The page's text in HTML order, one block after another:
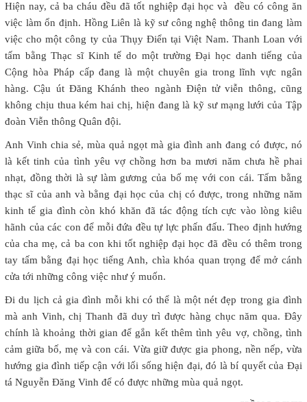
Hiện nay, cả ba cháu đều đã tốt nghiệp đại học và đều có công ăn
việc làm ổn định. Hồng Liên là kỹ sư công nghệ thông tin đang làm
việc cho một công ty của Thụy Điển tại Việt Nam. Thanh Loan với
tấm bằng Thạc sĩ Kinh tế do một trường Đại học danh tiếng của
Cộng hòa Pháp cấp đang là một chuyên gia trong lĩnh vực ngân
hàng. Cậu út Đăng Khánh theo ngành Điện tử viễn thông, cũng
không chịu thua kém hai chị, hiện đang là kỹ sư mạng lưới của Tập
đoàn Viễn thông Quân đội.
Anh Vinh chia sẻ, mùa quả ngọt mà gia đình anh đang có được, nó
là kết tinh của tình yêu vợ chồng hơn ba mươi năm chưa hề phai
nhạt, đồng thời là sự làm gương của bố mẹ với con cái. Tấm bằng
thạc sĩ của anh và bằng đại học của chị có được, trong những năm
kinh tế gia đình còn khó khăn đã tác động tích cực vào lòng kiêu
hãnh của các con để mỗi đứa đều tự lực phấn đấu. Theo định hướng
của cha mẹ, cả ba con khi tốt nghiệp đại học đã đều có thêm trong
tay tấm bằng đại học tiếng Anh, chìa khóa quan trọng để mở cánh
cửa tới những công việc như ý muốn.
Đi du lịch cả gia đình mỗi khi có thể là một nét đẹp trong gia đình
mà anh Vinh, chị Thanh đã duy trì được hàng chục năm qua. Đây
chính là khoảng thời gian để gắn kết thêm tình yêu vợ, chồng, tình
cảm giữa bố, mẹ và con cái. Vừa giữ được gia phong, nền nếp, vừa
hướng gia đình tiếp cận với lối sống hiện đại, đó là bí quyết của Đại
tá Nguyễn Đăng Vinh để có được những mùa quả ngọt.